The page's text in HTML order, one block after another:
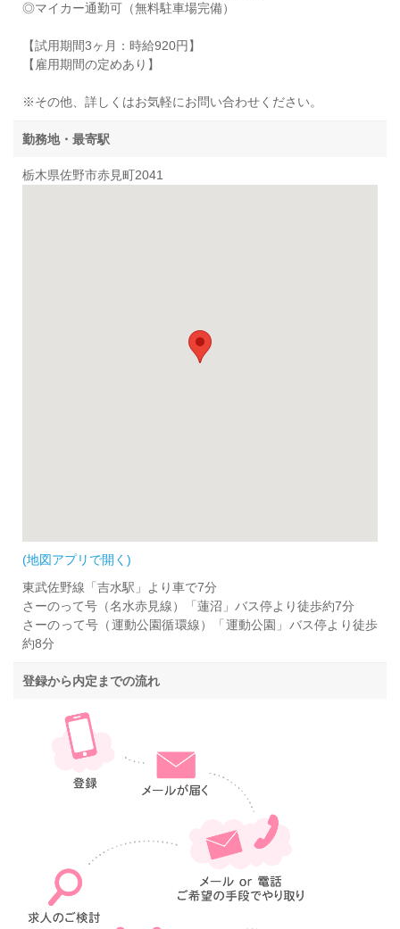
◎マイカー通勤可（無料駐車場完備）
【試用期間3ヶ月：時給920円】
【雇用期間の定めあり】
※その他、詳しくはお気軽にお問い合わせください。
勤務地・最寄駅
栃木県佐野市赤見町2041
(地図アプリで開く)
東武佐野線「吉水駅」より車で7分
さーのって号（名水赤見線）「蓮沼」バス停より徒歩約7分
さーのって号（運動公園循環線）「運動公園」バス停より徒歩
約8分
登録から内定までの流れ